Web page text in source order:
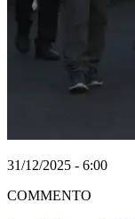
31/12/2025 - 6:00
COMMENTO